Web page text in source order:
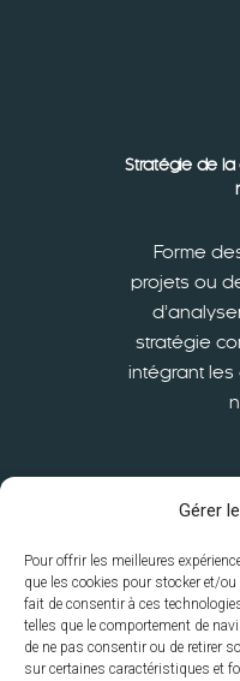
Gérer
Pour offrir les meilleures
que les cookies pour stocker et/
fait de consentir à ces
telles que le comportement de
de ne pas consentir ou de retirer
sur certaines caractéristiques et
Stratégie de la
Forme
projets ou
stratégie
intégrant les